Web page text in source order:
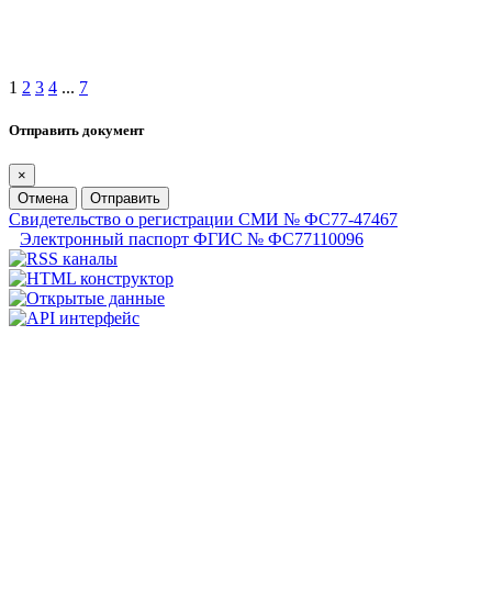
1 2 3 4 ... 7
Отправить документ
×
Отмена
Отправить
Свидетельство о регистрации СМИ № ФС77-47467
Электронный паспорт ФГИС № ФС77110096